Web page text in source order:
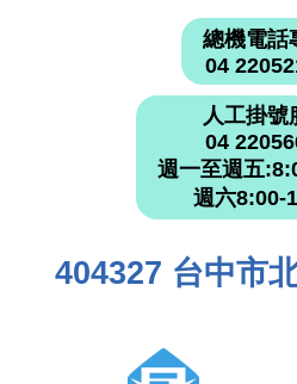
總機電話
04
人工掛號
04
週一至週五
週六8:00-
404327 台中市